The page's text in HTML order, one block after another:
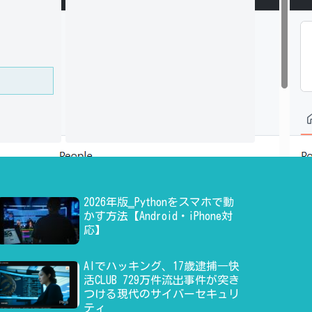
2026年版‗Pythonをスマホで動
かす方法【Android・iPhone対
応】
AIでハッキング、17歳逮捕―快
活CLUB 729万件流出事件が突き
つける現代のサイバーセキュリ
ティ